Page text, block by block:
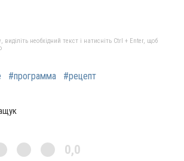
необхідний текст і натисніть Ctrl + Enter, щоб
#программа #рецепт
0,0